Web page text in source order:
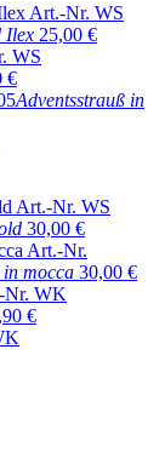
Art.-Nr. WS
Ilex 25,00 €
WS
€
Adventsstrauß in
Art.-Nr. WS
30,00 €
Art.-Nr.
in mocca 30,00 €
Nr. WK
€